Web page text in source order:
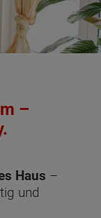
–
Haus –
und